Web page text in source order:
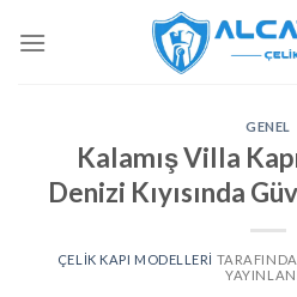
atla
GENEL
Kalamış Villa
Denizi Kıyısında
ÇELIK KAPI MODELLERI